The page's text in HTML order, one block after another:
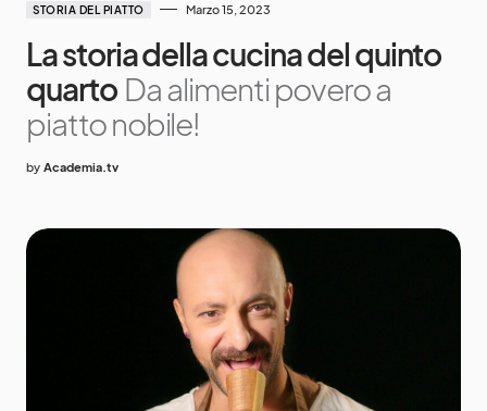
STORIA DEL PIATTO Marzo 15, 2023
La storia della cucina del quinto
quarto Da alimenti povero a
piatto nobile!
by Academia.tv